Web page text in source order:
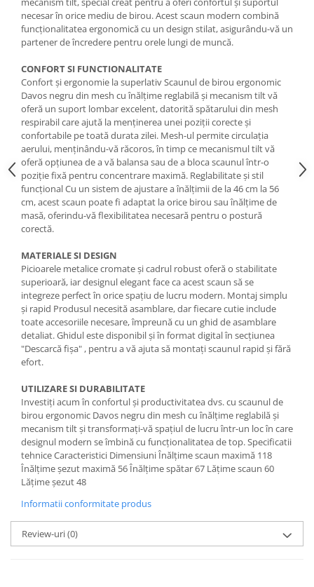
necesar în orice mediu de birou. Acest scaun modern combină
funcționalitatea ergonomică cu un design stilat, asigurându-vă un
partener de încredere pentru orele lungi de muncă.
CONFORT SI FUNCTIONALITATE
Confort și ergonomie la superlativ Scaunul de birou ergonomic
Davos negru din mesh cu înălțime reglabilă și mecanism tilt vă
oferă un suport lombar excelent, datorită spătarului din mesh
respirabil care ajută la menținerea unei poziții corecte și
confortabile pe toată durata zilei. Mesh-ul permite circulația
aerului, menținându-vă răcoros, în timp ce mecanismul tilt vă
oferă opțiunea de a vă balansa sau de a bloca scaunul într-o
poziție fixă pentru concentrare maximă. Reglabilitate și stil
funcțional Cu un sistem de ajustare a înălțimii de la 46 cm la 56
cm, acest scaun poate fi adaptat la orice birou sau înălțime de
masă, oferindu-vă flexibilitatea necesară pentru o postură
corectă.
MATERIALE SI DESIGN
Picioarele metalice cromate și cadrul robust oferă o stabilitate
superioară, iar designul elegant face ca acest scaun să se
integreze perfect în orice spațiu de lucru modern. Montaj simplu
și rapid Produsul necesită asamblare, dar fiecare cutie include
toate accesoriile necesare, împreună cu un ghid de asamblare
detaliat. Ghidul este disponibil și în format digital în secțiunea
"Descarcă fișa" , pentru a vă ajuta să montați scaunul rapid și fără
efort.
UTILIZARE SI DURABILITATE
Investiți acum în confortul și productivitatea dvs. cu scaunul de
birou ergonomic Davos negru din mesh cu înălțime reglabilă și
mecanism tilt și transformați-vă spațiul de lucru într-un loc în care
designul modern se îmbină cu funcționalitatea de top. Specificatii
tehnice Caracteristici Dimensiuni Înălțime scaun maximă 118
Înălțime șezut maximă 56 Înălțime spătar 67 Lățime scaun 60
Lățime șezut 48
Informatii conformitate produs
Review-uri(0)